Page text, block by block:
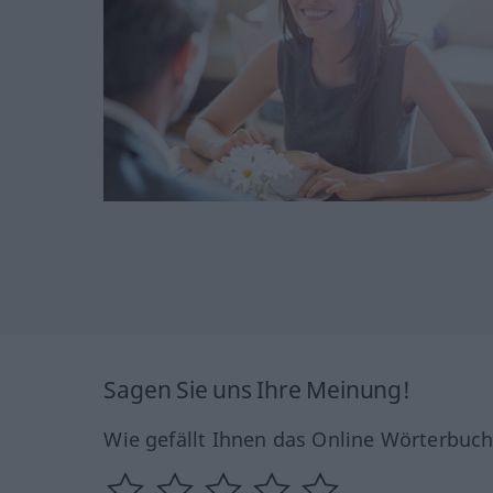
Sagen Sie uns Ihre Meinung!
Wie gefällt Ihnen das Online